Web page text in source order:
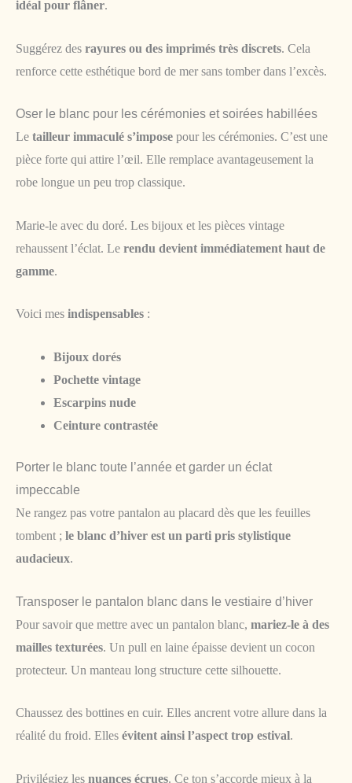
idéal pour flâner.
Suggérez des rayures ou des imprimés très discrets. Cela
renforce cette esthétique bord de mer sans tomber dans l’excès.
Oser le blanc pour les cérémonies et soirées habillées
Le tailleur immaculé s’impose pour les cérémonies. C’est une
pièce forte qui attire l’œil. Elle remplace avantageusement la
robe longue un peu trop classique.
Marie-le avec du doré. Les bijoux et les pièces vintage
rehaussent l’éclat. Le rendu devient immédiatement haut de
gamme.
Voici mes indispensables :
Bijoux dorés
Pochette vintage
Escarpins nude
Ceinture contrastée
Porter le blanc toute l’année et garder un éclat
impeccable
Ne rangez pas votre pantalon au placard dès que les feuilles
tombent ; le blanc d’hiver est un parti pris stylistique
audacieux.
Transposer le pantalon blanc dans le vestiaire d’hiver
Pour savoir que mettre avec un pantalon blanc, mariez-le à des
mailles texturées. Un pull en laine épaisse devient un cocon
protecteur. Un manteau long structure cette silhouette.
Chaussez des bottines en cuir. Elles ancrent votre allure dans la
réalité du froid. Elles évitent ainsi l’aspect trop estival.
Privilégiez les nuances écrues. Ce ton s’accorde mieux à la